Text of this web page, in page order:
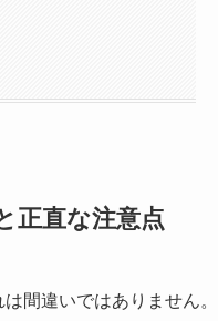
正直な注意点
間違いではありません。